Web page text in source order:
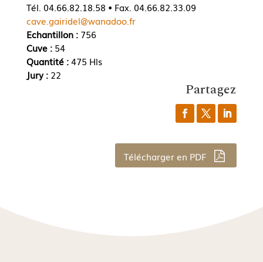
Tél. 04.66.82.18.58 • Fax. 04.66.82.33.09
cave.gairidel@wanadoo.fr
Echantillon :756
Cuve : 54
Quantité :475 Hls
Jury : 22
Partagez
Télécharger en PDF